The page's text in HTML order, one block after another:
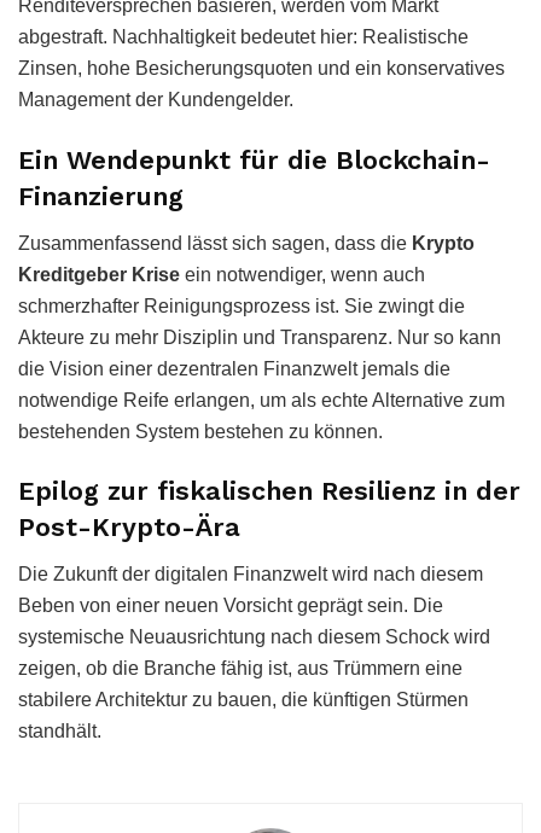
Renditeversprechen basieren, werden vom Markt
abgestraft. Nachhaltigkeit bedeutet hier: Realistische
Zinsen, hohe Besicherungsquoten und ein konservatives
Management der Kundengelder.
Ein Wendepunkt für die Blockchain-
Finanzierung
Zusammenfassend lässt sich sagen, dass die Krypto
Kreditgeber Krise ein notwendiger, wenn auch
schmerzhafter Reinigungsprozess ist. Sie zwingt die
Akteure zu mehr Disziplin und Transparenz. Nur so kann
die Vision einer dezentralen Finanzwelt jemals die
notwendige Reife erlangen, um als echte Alternative zum
bestehenden System bestehen zu können.
Epilog zur fiskalischen Resilienz in der
Post-Krypto-Ära
Die Zukunft der digitalen Finanzwelt wird nach diesem
Beben von einer neuen Vorsicht geprägt sein. Die
systemische Neuausrichtung nach diesem Schock wird
zeigen, ob die Branche fähig ist, aus Trümmern eine
stabilere Architektur zu bauen, die künftigen Stürmen
standhält.